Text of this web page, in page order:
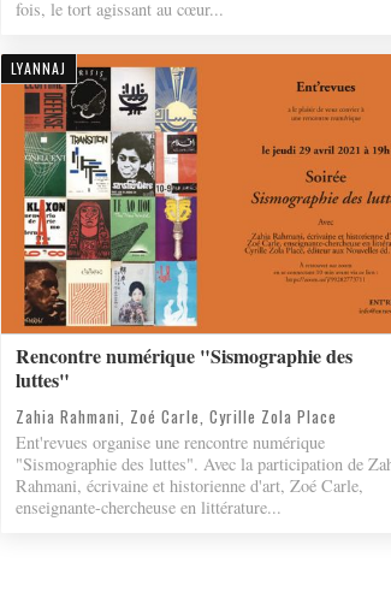
fois, le tort agissant au cœur...
LYANNAJ
Rencontre numérique "Sismographie des
luttes"
Zahia Rahmani, Zoé Carle, Cyrille Zola Place
Ent'revues organise une rencontre numérique
"Sismographie des luttes". Avec la participation de
Rahmani, écrivaine et historienne d'art, Zoé Carle,
enseignante-chercheuse en littérature...